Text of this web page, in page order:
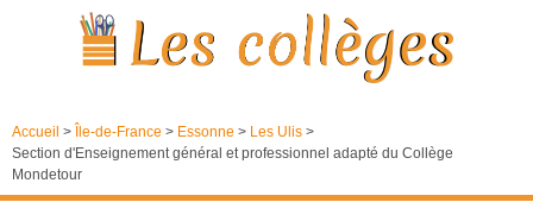
Accueil > Île-de-France > Essonne > Les Ulis >
Section d'Enseignement général et professionnel adapté du Collège
Mondetour